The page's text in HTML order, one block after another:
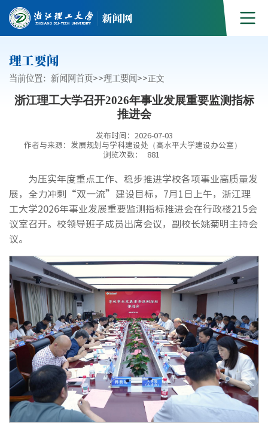
理工要闻
当前位置： 新闻网首页>>理工要闻>>正文
浙江理工大学召开2026年事业发展重要监测指标
推进会
发布时间：2026-07-03
作者与来源：发展规划与学科建设处（高水平大学建设办公室）
浏览次数：
881
为压实年度重点工作、稳步推进学校各项事业高质量发
展，全力冲刺“双一流”建设目标，7月1日上午，浙江理
工大学2026年事业发展重要监测指标推进会在行政楼215会
议室召开。校领导班子成员出席会议，副校长姚菊明主持会
议。